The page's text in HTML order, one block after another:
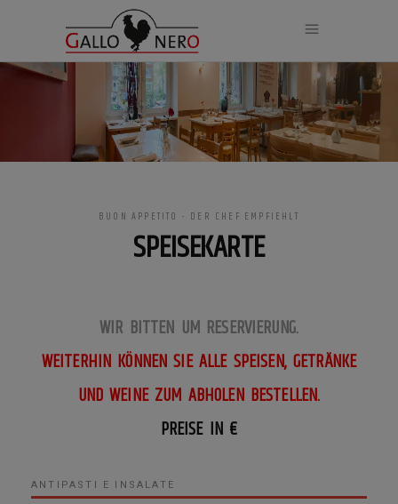
BUON APPETITO - DER CHEF EMPFIEHLT
SPEISEKARTE
WIR BITTEN UM RESERVIERUNG.
WEITERHIN KÖNNEN SIE ALLE SPEISEN, GETRÄNKE
UND WEINE ZUM ABHOLEN BESTELLEN.
PREISE IN €
ANTIPASTI E INSALATE